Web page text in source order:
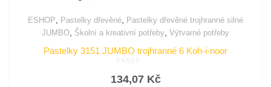
ESHOP Pastelky dřevěné
Pastelky dřevěné trojhranné silné
JUMBO Školní a kreativní potřeby Výtvarné potřeby
Pastelky 3151 JUMBO trojhranné 6 Koh-i-noor
0
134,07 Kč